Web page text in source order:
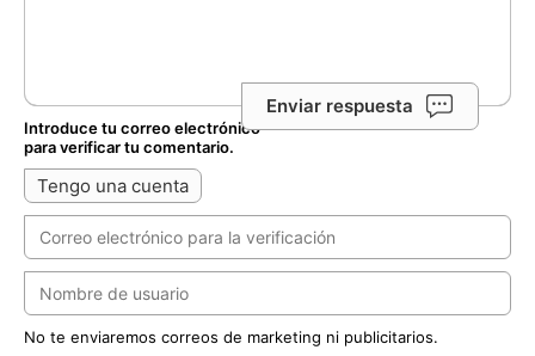
Enviar respuesta
Introduce tu correo electrónico
para verificar tu comentario.
Tengo una cuenta
No te enviaremos correos de marketing ni publicitarios.